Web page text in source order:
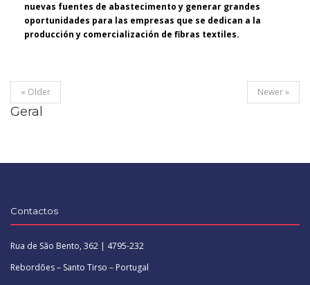
nuevas fuentes de abastecimento y generar grandes
oportunidades para las empresas que se dedican a la
producción y comercialización de fibras textiles.
« Older Newer »
Geral
Contactos
Rua de São Bento, 362 | 4795-232
Rebordões – Santo Tirso – Portugal